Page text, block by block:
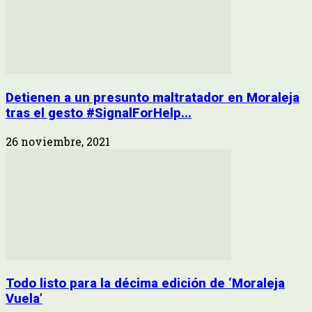
Detienen a un presunto maltratador en Moraleja
tras el gesto #SignalForHelp...
26 noviembre, 2021
Todo listo para la décima edición de ‘Moraleja
Vuela’